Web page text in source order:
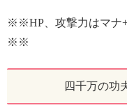
※※HP、攻撃力はマナ
※※
四千万の功